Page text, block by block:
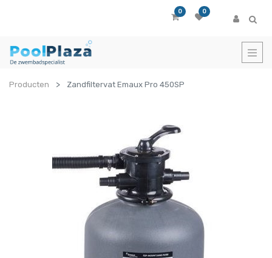
0 0
Producten Zandfiltervat Emaux Pro 450SP